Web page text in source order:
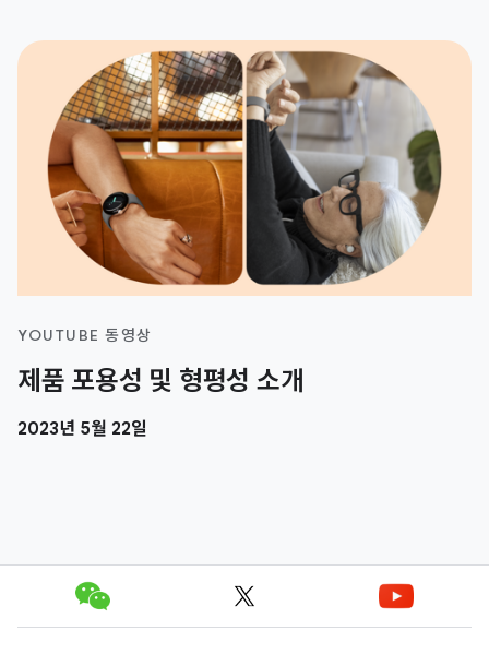
YOUTUBE 동영상
제품 포용성 및 형평성 소개
2023년 5월 22일